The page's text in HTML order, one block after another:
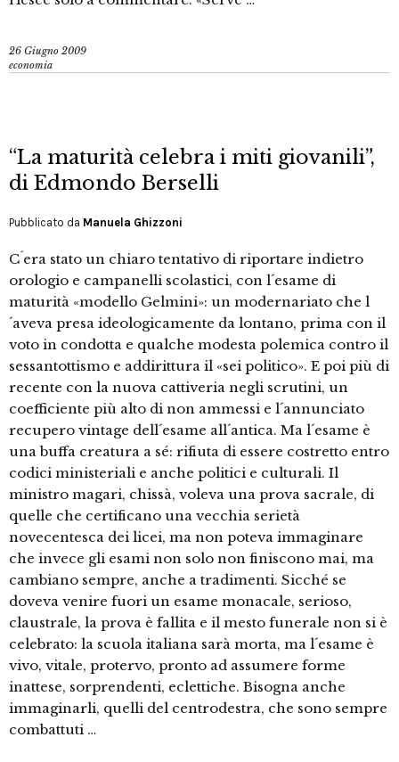
26 Giugno 2009
economia
“La maturità celebra i miti giovanili”,
di Edmondo Berselli
Pubblicato da Manuela Ghizzoni
C´era stato un chiaro tentativo di riportare indietro
orologio e campanelli scolastici, con l´esame di
maturità «modello Gelmini»: un modernariato che l
´aveva presa ideologicamente da lontano, prima con il
voto in condotta e qualche modesta polemica contro il
sessantottismo e addirittura il «sei politico». E poi più di
recente con la nuova cattiveria negli scrutini, un
coefficiente più alto di non ammessi e l´annunciato
recupero vintage dell´esame all´antica. Ma l´esame è
una buffa creatura a sé: rifiuta di essere costretto entro
codici ministeriali e anche politici e culturali. Il
ministro magari, chissà, voleva una prova sacrale, di
quelle che certificano una vecchia serietà
novecentesca dei licei, ma non poteva immaginare
che invece gli esami non solo non finiscono mai, ma
cambiano sempre, anche a tradimenti. Sicché se
doveva venire fuori un esame monacale, serioso,
claustrale, la prova è fallita e il mesto funerale non si è
celebrato: la scuola italiana sarà morta, ma l´esame è
vivo, vitale, protervo, pronto ad assumere forme
inattese, sorprendenti, eclettiche. Bisogna anche
immaginarli, quelli del centrodestra, che sono sempre
combattuti …